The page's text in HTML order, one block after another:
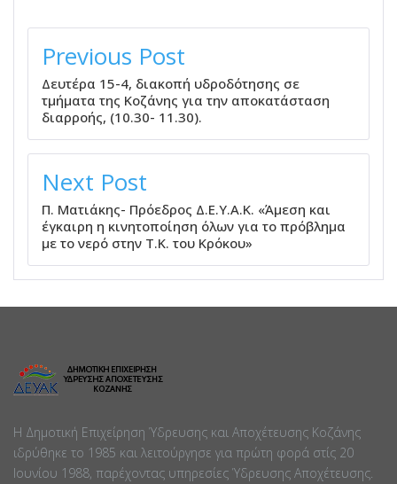
ΠΛΟΉΓΗΣΗ
ΆΡΘΡΩΝ
Previous Post
Δευτέρα 15-4, διακοπή υδροδότησης σε
τμήματα της Κοζάνης για την αποκατάσταση
διαρροής, (10.30- 11.30).
Next Post
Π. Ματιάκης- Πρόεδρος Δ.Ε.Υ.Α.Κ. «Άμεση και
έγκαιρη η κινητοποίηση όλων για το πρόβλημα
με το νερό στην Τ.Κ. του Κρόκου»
Η Δημοτική Επιχείρηση Ύδρευσης και Αποχέτευσης Κοζάνης
ιδρύθηκε το 1985 και λειτούργησε για πρώτη φορά στίς 20
Ιουνίου 1988, παρέχοντας υπηρεσίες Ύδρευσης Αποχέτευσης.